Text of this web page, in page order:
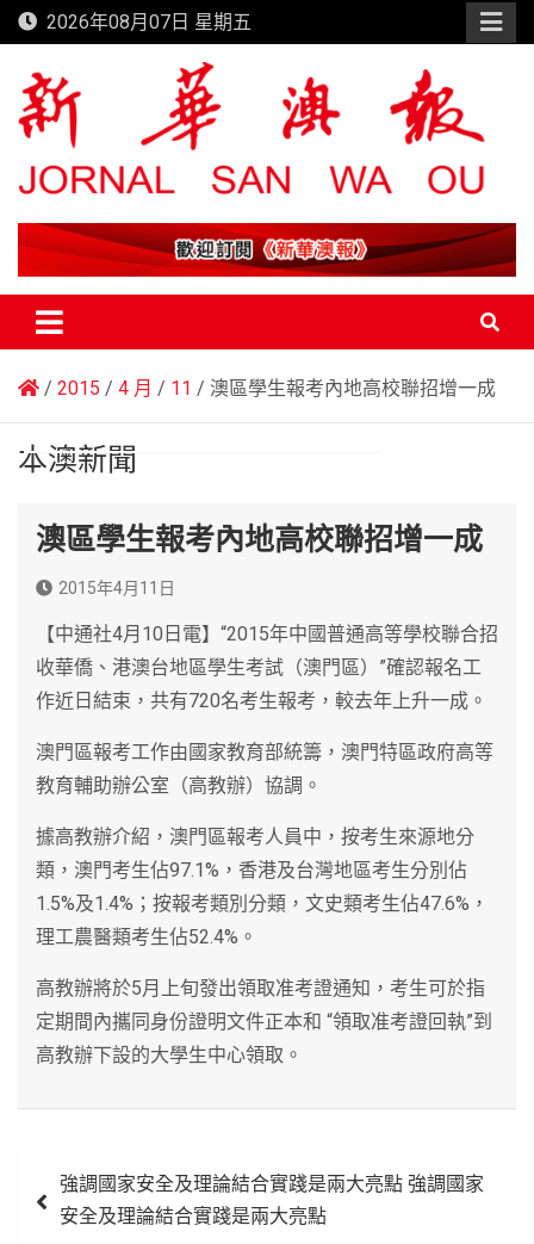
Skip
to
content
2026年08月07日 星期五
新華澳報
2015 4 月 11 澳區學生報考內地高校聯招增一成
本澳新聞
澳區學生報考內地高校聯招增一成
2015年4月11日
【中通社4月10日電】“2015年中國普通高等學校聯合招
收華僑、港澳台地區學生考試（澳門區）”確認報名工
作近日結束，共有720名考生報考，較去年上升一成。
澳門區報考工作由國家教育部統籌，澳門特區政府高等
教育輔助辦公室（高教辦）協調。
據高教辦介紹，澳門區報考人員中，按考生來源地分
類，澳門考生佔97.1%，香港及台灣地區考生分別佔
1.5%及1.4%；按報考類別分類，文史類考生佔47.6%，
理工農醫類考生佔52.4%。
高教辦將於5月上旬發出領取准考證通知，考生可於指
定期間內攜同身份證明文件正本和 “領取准考證回執”到
高教辦下設的大學生中心領取。
章 強調國家安全及理論結合實踐是兩大亮點 強調國家
安全及理論結合實踐是兩大亮點